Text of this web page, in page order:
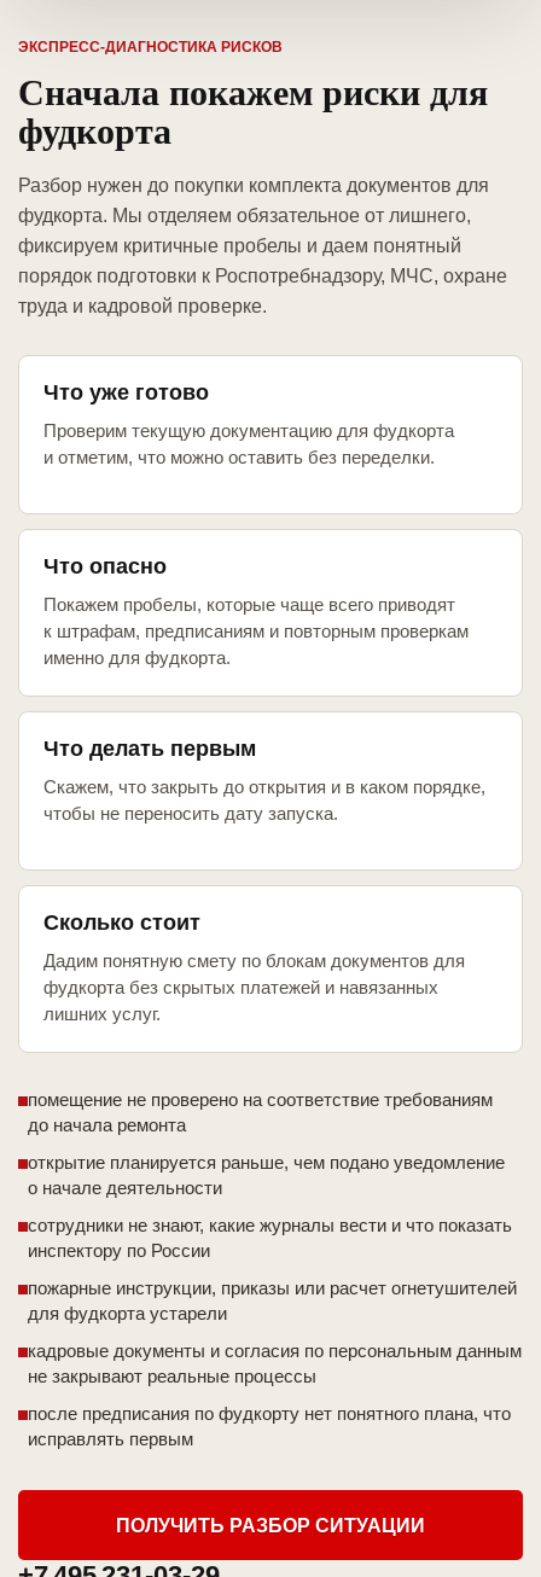
ЭКСПРЕСС-ДИАГНОСТИКА РИСКОВ
Сначала покажем риски для
фудкорта
Разбор нужен до покупки комплекта документов для
фудкорта. Мы отделяем обязательное от лишнего,
фиксируем критичные пробелы и даем понятный
порядок подготовки к Роспотребнадзору, МЧС, охране
труда и кадровой проверке.
Что уже готово
Проверим текущую документацию для фудкорта
и отметим, что можно оставить без переделки.
Что опасно
Покажем пробелы, которые чаще всего приводят
к штрафам, предписаниям и повторным проверкам
именно для фудкорта.
Что делать первым
Скажем, что закрыть до открытия и в каком порядке,
чтобы не переносить дату запуска.
Сколько стоит
Дадим понятную смету по блокам документов для
фудкорта без скрытых платежей и навязанных
лишних услуг.
помещение не проверено на соответствие требованиям
до начала ремонта
открытие планируется раньше, чем подано уведомление
о начале деятельности
сотрудники не знают, какие журналы вести и что показать
инспектору по России
пожарные инструкции, приказы или расчет огнетушителей
для фудкорта устарели
кадровые документы и согласия по персональным данным
не закрывают реальные процессы
после предписания по фудкорту нет понятного плана, что
исправлять первым
ПОЛУЧИТЬ РАЗБОР СИТУАЦИИ